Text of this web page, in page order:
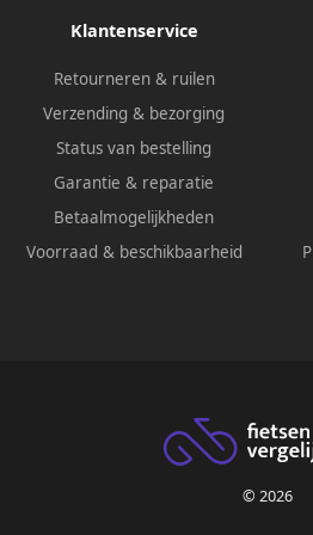
Klantenservice
Retourneren & ruilen
Verzending & bezorging
Status van bestelling
Garantie & reparatie
Betaalmogelijkheden
Voorraad & beschikbaarheid
© 2026